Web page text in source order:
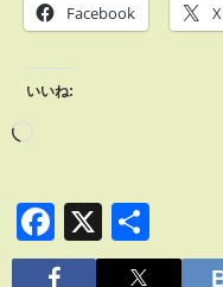
Facebook X
いいね:
Facebook
X
有